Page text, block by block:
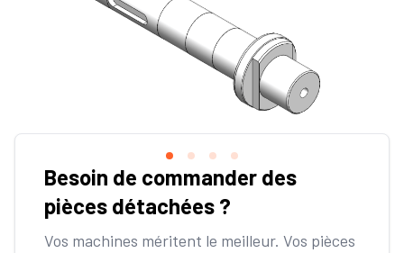
Besoin de commander des
pièces détachées ?
Vos machines méritent le meilleur. Vos pièces